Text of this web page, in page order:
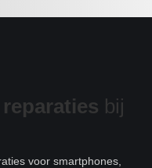
reparaties bij
voor smartphones,